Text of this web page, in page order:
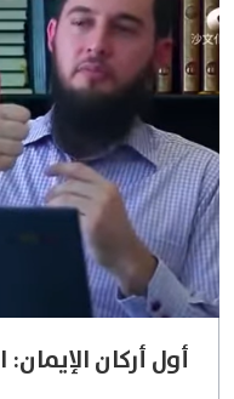
أول أركان الإيمان: